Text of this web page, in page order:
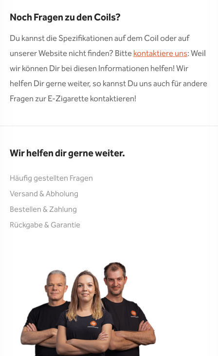
Noch Fragen zu den Coils?
Du kannst die Spezifikationen auf dem Coil oder auf
unserer Website nicht finden? Bittekontaktiere uns: Weil
wir können Dir bei diesen Informationen helfen! Wir
helfen Dir gerne weiter, so kannst Du uns auch für andere
Fragen zur E-Zigarette kontaktieren!
Wir helfen dir gerne weiter.
Häufig gestellten Fragen
Versand & Abholung
Bestellen & Zahlung
Rückgabe & Garantie